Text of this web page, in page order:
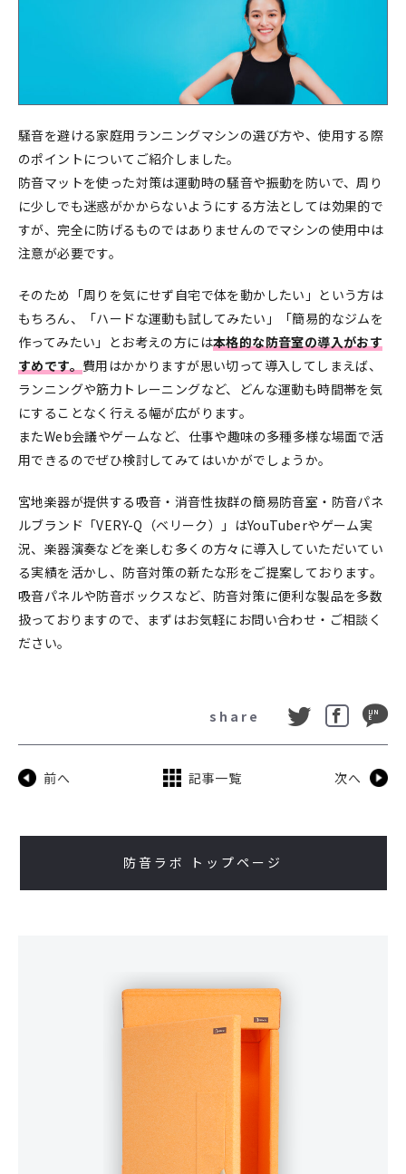
騒音を避ける家庭用ランニングマシンの選び方や、使用する際
のポイントについてご紹介しました。
防音マットを使った対策は運動時の騒音や振動を防いで、周り
に少しでも迷惑がかからないようにする方法としては効果的で
すが、完全に防げるものではありませんのでマシンの使用中は
注意が必要です。
そのため「周りを気にせず自宅で体を動かしたい」という方は
もちろん、「ハードな運動も試してみたい」「簡易的なジムを
作ってみたい」とお考えの方には本格的な防音室の導入がおす
すめです。 費用はかかりますが思い切って導入してしまえば、
ランニングや筋力トレーニングなど、どんな運動も時間帯を気
にすることなく行える幅が広がります。
またWeb会議やゲームなど、仕事や趣味の多種多様な場面で活
用できるのでぜひ検討してみてはいかがでしょうか。
宮地楽器が提供する吸音・消音性抜群の簡易防音室・防音パネ
ルブランド「VERY-Q（ベリーク）」はYouTuberやゲーム実
況、楽器演奏などを楽しむ多くの方々に導入していただいてい
る実績を活かし、防音対策の新たな形をご提案しております。
吸音パネルや防音ボックスなど、防音対策に便利な製品を多数
扱っておりますので、まずはお気軽にお問い合わせ・ご相談く
ださい。
share
前へ 記事一覧 次へ
防音ラボ トップページ